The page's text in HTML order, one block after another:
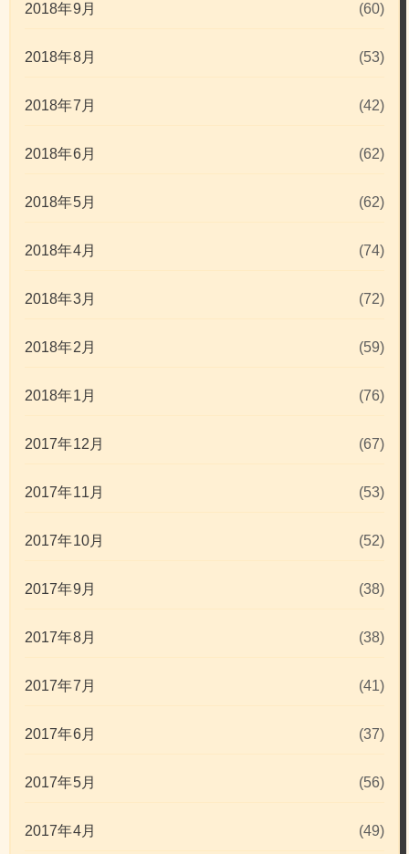
2018年9月 (60)
2018年8月 (53)
2018年7月 (42)
2018年6月 (62)
2018年5月 (62)
2018年4月 (74)
2018年3月 (72)
2018年2月 (59)
2018年1月 (76)
2017年12月 (67)
2017年11月 (53)
2017年10月 (52)
2017年9月 (38)
2017年8月 (38)
2017年7月 (41)
2017年6月 (37)
2017年5月 (56)
2017年4月 (49)